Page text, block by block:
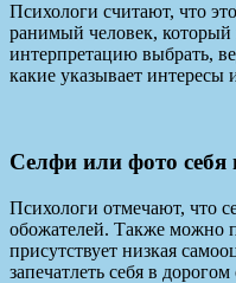
Психологи считают, что
ранимый человек, который
интерпретацию выбрать,
какие указывает интересы
Селфи или фото себя
Психологи отмечают, что
обожателей. Также можно
присутствует низкая
запечатлеть себя в